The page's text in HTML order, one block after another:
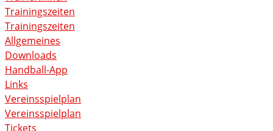
Trainingszeiten
Trainingszeiten
Allgemeines
Downloads
Handball-App
Links
Vereinsspielplan
Vereinsspielplan
Tickets